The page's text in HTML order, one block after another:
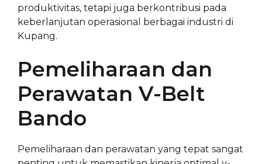
produktivitas, tetapi juga berkontribusi pada
keberlanjutan operasional berbagai industri di
Kupang.
Pemeliharaan dan
Perawatan V-Belt
Bando
Pemeliharaan dan perawatan yang tepat sangat